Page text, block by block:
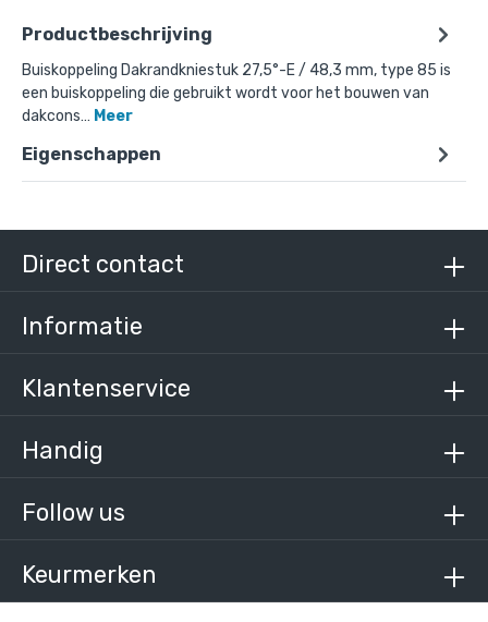
Productbeschrijving
Buiskoppeling Dakrandkniestuk 27,5°-E / 48,3 mm, type 85 is
een buiskoppeling die gebruikt wordt voor het bouwen van
dakcons… Meer
Eigenschappen
Doos Dakrandkniestuk-E / 48,3 mm (6 stuks)
€ 123,48 incl. BTW
Follow us
Keurmerken
Direct contact
Informatie
Klantenservice
Handig